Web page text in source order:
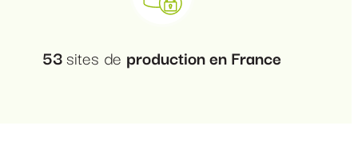
53sites de production en France